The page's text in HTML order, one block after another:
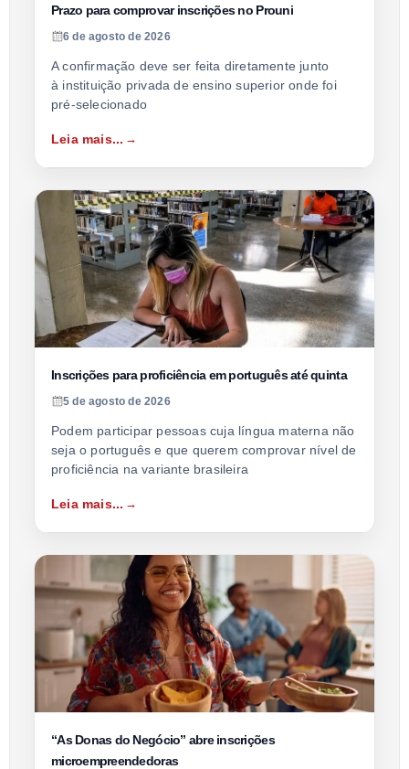
Prazo para comprovar inscrições no Prouni
6 de agosto de 2026
A confirmação deve ser feita diretamente junto
à instituição privada de ensino superior onde foi
pré-selecionado
Leia mais...
Inscrições para proficiência em português até quinta
5 de agosto de 2026
Podem participar pessoas cuja língua materna não
seja o português e que querem comprovar nível de
proficiência na variante brasileira
Leia mais...
“As Donas do Negócio” abre inscrições
microempreendedoras